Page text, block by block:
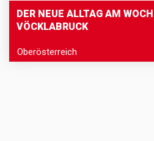
DER NEUE ALLTAG AM
VÖCKLABRUCK
Oberösterreich